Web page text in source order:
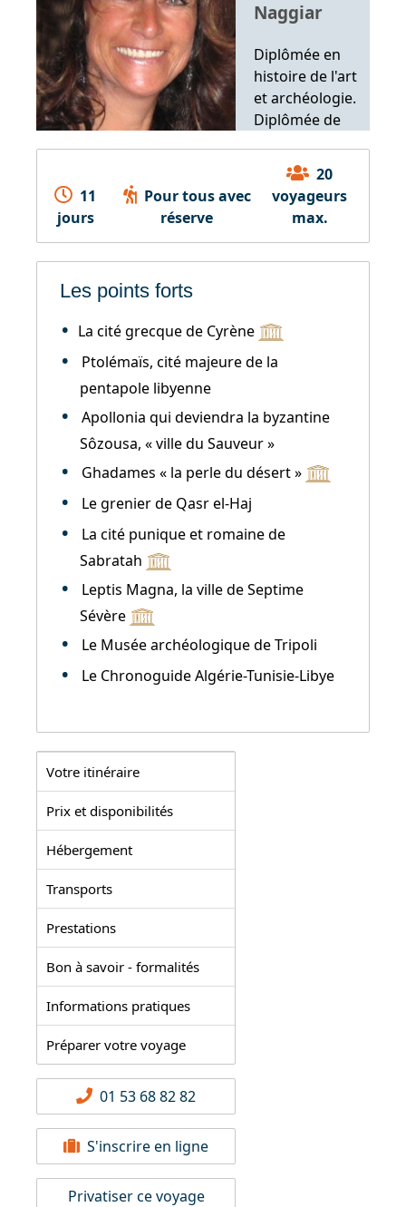
Naggiar
Diplômée en
histoire de l'art
et archéologie.
Diplômée de
archéologique
française de
Jérusalem.
11
jours
Pour tous avec
réserve
20
voyageurs
max.
Les points forts
La cité grecque de Cyrène
Ptolémaïs, cité majeure de la
pentapole libyenne
Apollonia qui deviendra la byzantine
Sôzousa, « ville du Sauveur »
Ghadames « la perle du désert »
Le grenier de Qasr el-Haj
La cité punique et romaine de
Sabratah
Leptis Magna, la ville de Septime
Sévère
Le Musée archéologique de Tripoli
Le Chronoguide Algérie-Tunisie-Libye
Votre itinéraire
Prix et disponibilités
Hébergement
Transports
Prestations
Bon à savoir - formalités
Informations pratiques
Préparer votre voyage
01 53 68 82 82
S'inscrire en ligne
Privatiser ce voyage